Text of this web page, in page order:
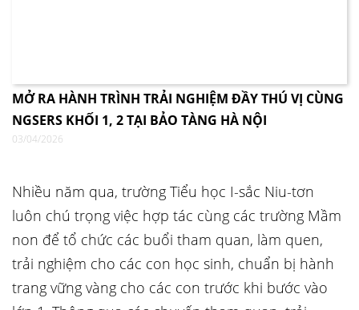
MỞ RA HÀNH TRÌNH TRẢI NGHIỆM ĐẦY THÚ VỊ CÙNG
NGSERS KHỐI 1, 2 TẠI BẢO TÀNG HÀ NỘI
03/04/2026
Nhiều năm qua, trường Tiểu học I-sắc Niu-tơn
luôn chú trọng việc hợp tác cùng các trường Mầm
non để tổ chức các buổi tham quan, làm quen,
trải nghiệm cho các con học sinh, chuẩn bị hành
trang vững vàng cho các con trước khi bước vào